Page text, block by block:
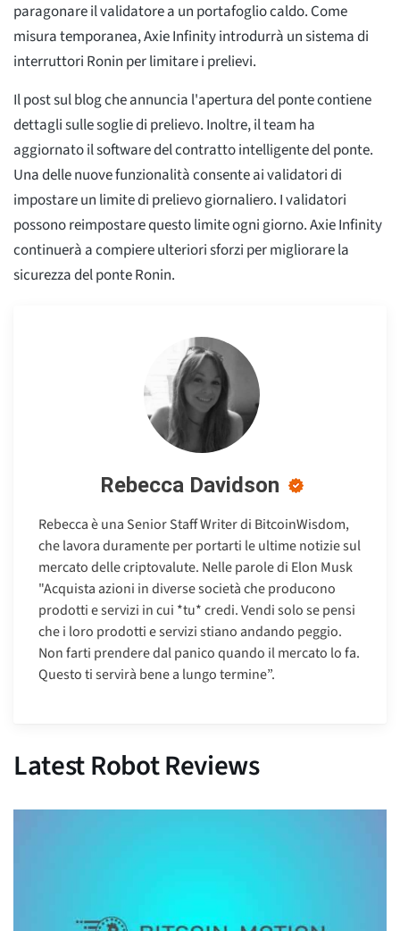
paragonare il validatore a un portafoglio caldo. Come
misura temporanea, Axie Infinity introdurrà un sistema di
interruttori Ronin per limitare i prelievi.
Il post sul blog che annuncia l'apertura del ponte contiene
dettagli sulle soglie di prelievo. Inoltre, il team ha
aggiornato il software del contratto intelligente del ponte.
Una delle nuove funzionalità consente ai validatori di
impostare un limite di prelievo giornaliero. I validatori
possono reimpostare questo limite ogni giorno. Axie Infinity
continuerà a compiere ulteriori sforzi per migliorare la
sicurezza del ponte Ronin.
Rebecca Davidson
Rebecca è una Senior Staff Writer di BitcoinWisdom,
che lavora duramente per portarti le ultime notizie sul
mercato delle criptovalute. Nelle parole di Elon Musk
"Acquista azioni in diverse società che producono
prodotti e servizi in cui *tu* credi. Vendi solo se pensi
che i loro prodotti e servizi stiano andando peggio.
Non farti prendere dal panico quando il mercato lo fa.
Questo ti servirà bene a lungo termine”.
Latest Robot Reviews